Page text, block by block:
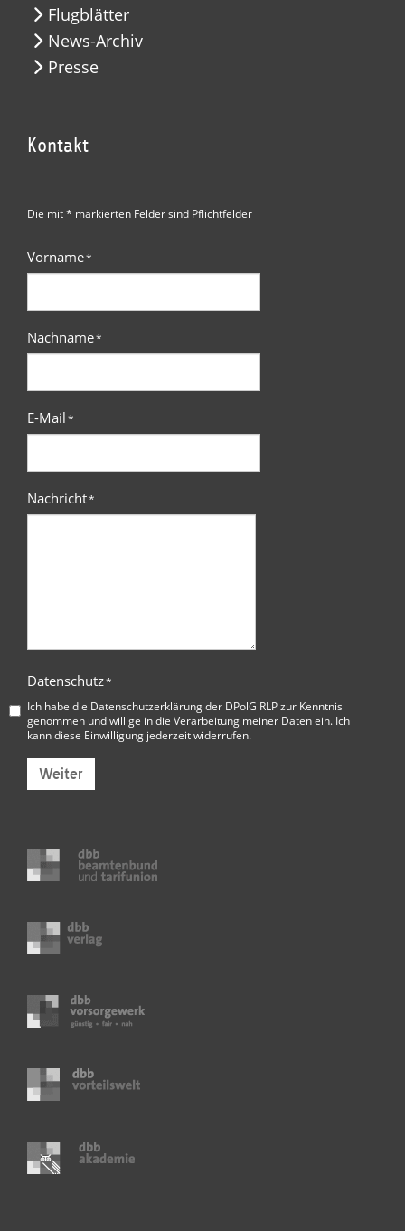
Flugblätter
News-Archiv
Presse
Kontakt
Die mit * markierten Felder sind Pflichtfelder
Vorname*
Nachname*
E-Mail*
Nachricht*
Datenschutz*
Ich habe die Datenschutzerklärung der DPolG RLPzur Kenntnis
genommen und willige in die Verarbeitung meiner Daten ein. Ich
kann diese Einwilligung jederzeit widerrufen.
Weiter